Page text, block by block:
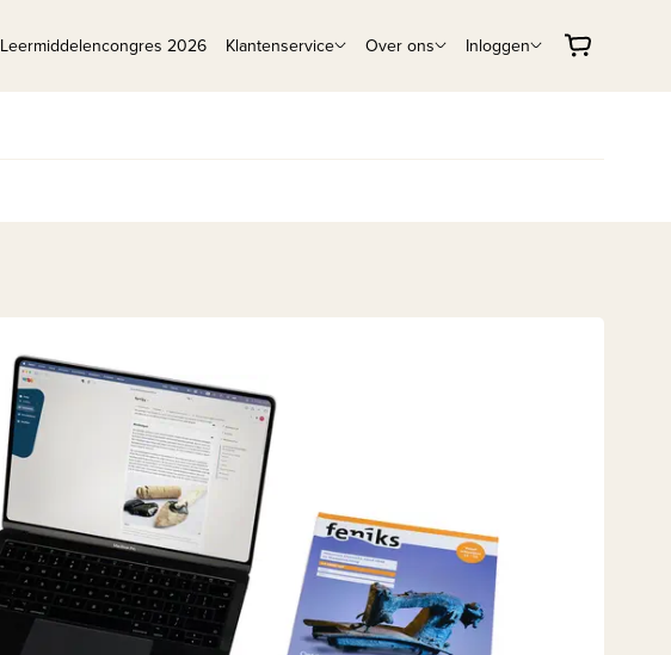
2026 Klantenservice Over ons Inloggen